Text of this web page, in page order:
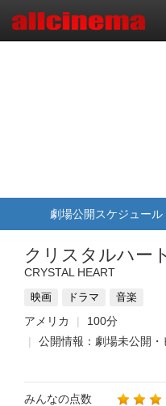
劇場公開スケジュール
クリスタルハート
CRYSTAL HEART
映画 ドラマ 音楽
アメリカ
100分
公開情報：劇場未公開・
みんなの点数